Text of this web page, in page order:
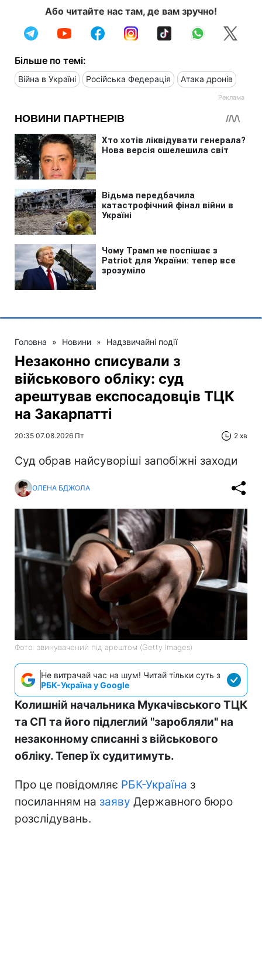
Або читайте нас там, де вам зручно!
Більше по темі:
Війна в Україні Російська Федерація Атака дронів
Головна » Новини » Надзвичайні події
Незаконно списували з
військового обліку: суд
арештував експосадовців ТЦК
на Закарпатті
20:35 07.08.2026 Пт 2 хв
Суд обрав найсуворіші запобіжні заходи
ОЛЕНА БДЖОЛА
Фото: звинувачений під арештом (Getty Images)
Не витрачай час на шум! Читай тільки суть з
РБК-Україна у Google
Колишній начальника Мукачівського ТЦК
та СП та його підлеглий "заробляли" на
незаконному списанні з військового
обліку. Тепер їх судитимуть.
Про це повідомляє РБК-Україна з
посиланням на заяву Державного бюро
розслідувань.